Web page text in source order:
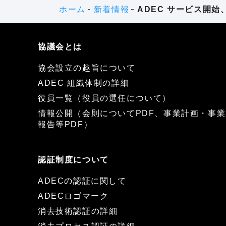
ホーム 新着情報 ADEC サービス開始
協議会とは
協会設立の趣旨について
ADEC 組織体制の詳細
役員一覧（役員の選任について）
情報公開（会則についてPDF、事業計画・事業
報告等PDF）
認証制度について
ADECの認証に関して
ADECロゴマーク
消去技術認証の詳細